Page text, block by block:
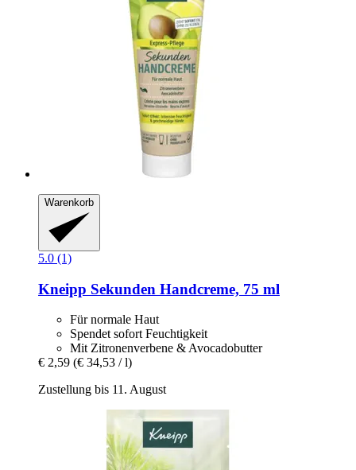
Warenkorb
5.0 (1)
Kneipp Sekunden Handcreme, 75 ml
Für normale Haut
Spendet sofort Feuchtigkeit
Mit Zitronenverbene & Avocadobutter
€ 2,59 (€ 34,53 / l)
Zustellung bis 11. August